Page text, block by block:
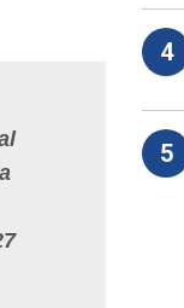
4
5